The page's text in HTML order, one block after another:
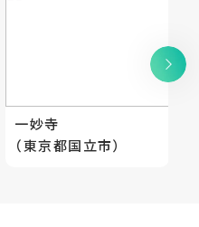
一妙寺
（東京都国立市）